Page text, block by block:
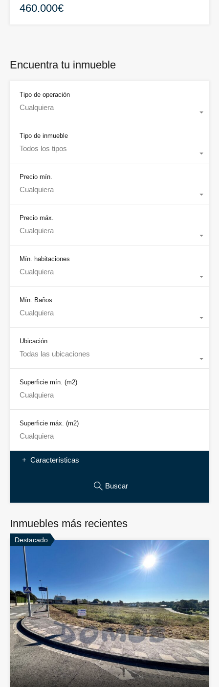
460.000€
Encuentra tu inmueble
Tipo de operación
Cualquiera
Tipo de inmueble
Todos los tipos
Precio mín.
Cualquiera
Precio máx.
Cualquiera
Mín. habitaciones
Cualquiera
Mín. Baños
Cualquiera
Ubicación
Todas las ubicaciones
Superficie mín. (m2)
Superficie máx. (m2)
Características
Buscar
Inmuebles más recientes
Destacado